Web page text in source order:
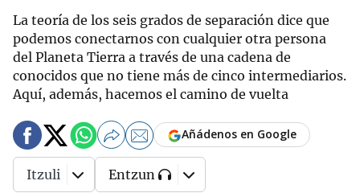
La teoría de los seis grados de separación dice que
podemos conectarnos con cualquier otra persona
del Planeta Tierra a través de una cadena de
conocidos que no tiene más de cinco intermediarios.
Aquí, además, hacemos el camino de vuelta
Añádenos en Google
Itzuli Entzun